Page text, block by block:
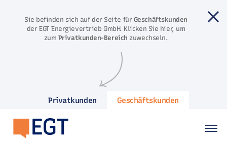
Sie befinden sich auf der Seite für Geschäftskunden
der EGT Energievertrieb GmbH. Klicken Sie hier, um
zum Privatkunden-Bereich zuwechseln.
Privatkunden Geschäftskunden